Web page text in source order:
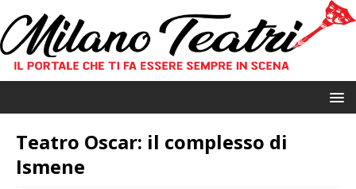
Teatro Oscar: il complesso di
Ismene